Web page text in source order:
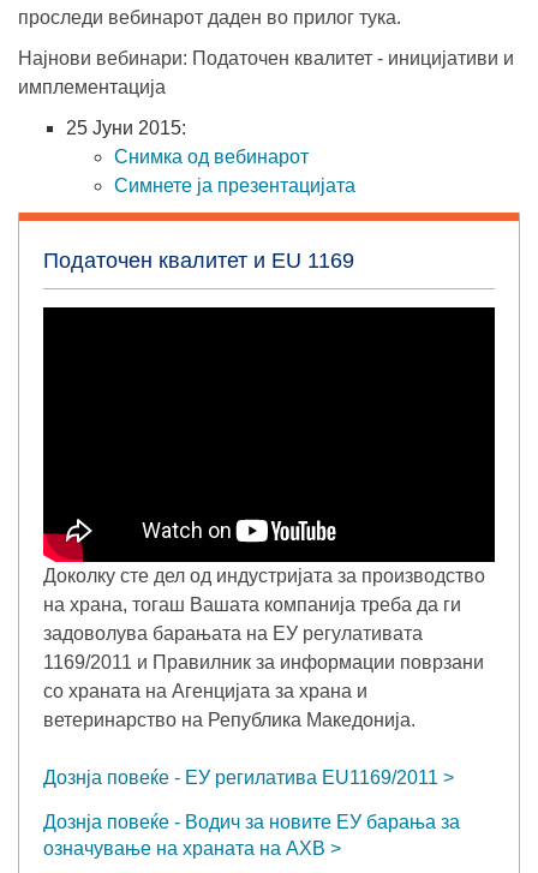
проследи вебинарот даден во прилог тука.
Најнови вебинари: Податочен квалитет - иницијативи и
имплементација
25 Јуни 2015:
Снимка од вебинарот
Симнете ја презентацијата
Податочен квалитет и EU 1169
Доколку сте дел од индустријата за производство
на храна, тогаш Вашата компанија треба да ги
задоволува барањата на ЕУ регулативата
1169/2011 и Правилник за информации поврзани
со храната на Агенцијата за храна и
ветеринарство на Република Македонија.
Дознја повеќе - ЕУ регилатива EU1169/2011
Дознја повеќе - Водич за новите ЕУ барања за
означување на храната на АХВ